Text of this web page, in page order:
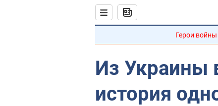
Герои войны
Из Украины
история